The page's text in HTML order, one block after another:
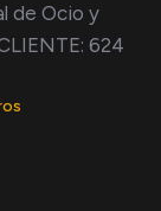
de Ocio y
624